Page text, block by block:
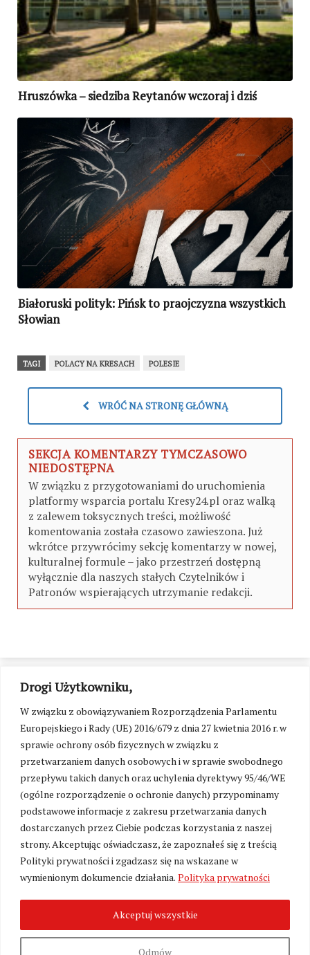
Drogi Użytkowniku,
W związku z obowiązywaniem Rozporządzenia Parlamentu
Europejskiego i Rady (UE) 2016/679 z dnia 27 kwietnia 2016 r. w
sprawie ochrony osób fizycznych w związku z
przetwarzaniem danych osobowych i w sprawie swobodnego
przepływu takich danych oraz uchylenia dyrektywy 95/46/WE
(ogólne rozporządzenie o ochronie danych) przypominamy
podstawowe informacje z zakresu przetwarzania danych
dostarczanych przez Ciebie podczas korzystania z naszej
strony. Akceptując oświadczasz, że zapoznałeś się z treścią
Polityki prywatności i zgadzasz się na wskazane w
wymienionym dokumencie działania. Polityka prywatności
Odmów
Akceptuj wszystkie
Hruszówka – siedziba Reytanów wczoraj i dziś
Białoruski polityk: Pińsk to praojczyzna wszystkich
Słowian
TAGI POLACY NA KRESACH POLESIE
WRÓĆ NA STRONĘ GŁÓWNĄ
SEKCJA KOMENTARZY TYMCZASOWO
NIEDOSTĘPNA
W związku z przygotowaniami do uruchomienia
platformy wsparcia portalu Kresy24.pl oraz walką
z zalewem toksycznych treści, możliwość
komentowania została czasowo zawieszona. Już
wkrótce przywrócimy sekcję komentarzy w nowej,
kulturalnej formule – jako przestrzeń dostępną
wyłącznie dla naszych stałych Czytelników i
Patronów wspierających utrzymanie redakcji.
Zmień ustawienia cookies
2026. Wszelkie Prawa Zastrzeżone.
Polityka prywatności
Fundacja Wolność i Demokracja